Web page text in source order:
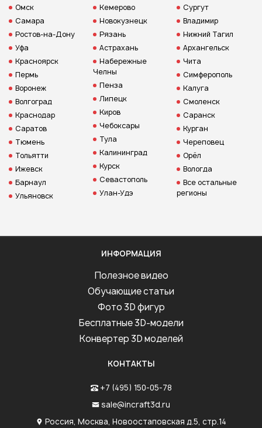
Омск
Самара
Ростов-на-Дону
Уфа
Красноярск
Пермь
Воронеж
Волгоград
Краснодар
Саратов
Тюмень
Тольятти
Ижевск
Барнаул
Ульяновск
Кемерово
Новокузнецк
Рязань
Астрахань
Набережные
Челны
Пенза
Липецк
Киров
Чебоксары
Тула
Калининград
Курск
Севастополь
Улан-Удэ
Сургут
Владимир
Нижний Тагил
Архангельск
Чита
Симферополь
Калуга
Смоленск
Саранск
Курган
Череповец
Орёл
Вологда
Все остальные
регионы
ИНФОРМАЦИЯ
Полезное видео
Обучающие статьи
Фото 3D фигур
Бесплатные 3D-модели
Конвертер 3D моделей
КОНТАКТЫ
+7 (495) 150-05-78
sale@incraft3d.ru
Россия, Москва, Новоостаповская д.5, стр.14